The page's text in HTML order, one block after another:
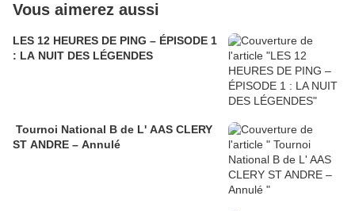
Vous aimerez aussi
LES 12 HEURES DE PING – ÉPISODE 1
: LA NUIT DES LÉGENDES
Tournoi National B de L' AAS CLERY
ST ANDRE – Annulé